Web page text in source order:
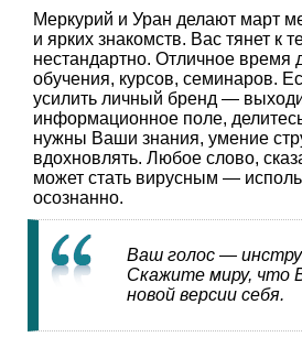
Меркурий и Уран делают март
и ярких знакомств. Вас тянет к
нестандартно. Отличное время
обучения, курсов, семинаров.
усилить личный бренд —
информационное поле,
нужны Ваши знания, умение
вдохновлять. Любое слово,
может стать вирусным —
осознанно.
Ваш голос —
Скажите миру, что
новой версии себя.